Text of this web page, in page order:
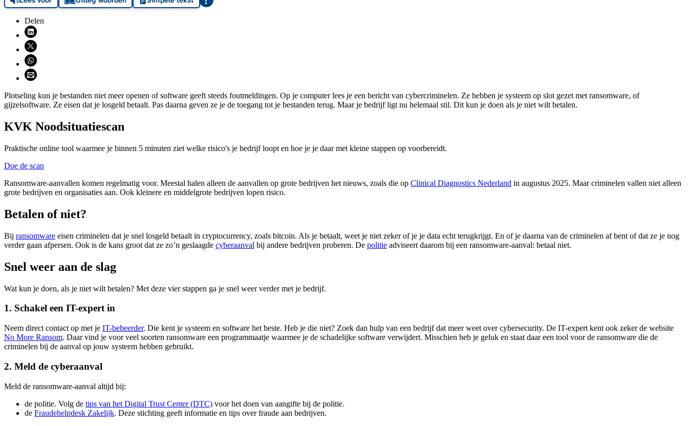
Delen
Deel via LinkedIn (opent nieuw venster)
Deel via X (opent nieuw venster)
Deel via WhatsApp (opent WhatsApp)
Deel via email (opent email programma)
Plotseling kun je bestanden niet meer openen of software geeft steeds foutmeldingen. Op je computer lees je een bericht van cybercriminelen. Ze hebben je systeem op slot gezet met ransomware, of
gijzelsoftware. Ze eisen dat je losgeld betaalt. Pas daarna geven ze je de toegang tot je bestanden terug. Maar je bedrijf ligt nu helemaal stil. Dit kun je doen als je niet wilt betalen.
KVK Noodsituatiescan
Praktische online tool waarmee je binnen 5 minuten ziet welke risico's je bedrijf loopt en hoe je je daar met kleine stappen op voorbereidt.
Doe de scan
Ransomware-aanvallen komen regelmatig voor. Meestal halen alleen de aanvallen op grote bedrijven het nieuws, zoals die op Clinical Diagnostics Nederland in augustus 2025. Maar criminelen vallen niet alleen
grote bedrijven en organisaties aan. Ook kleinere en middelgrote bedrijven lopen risico.
Betalen of niet?
Bij ransomware eisen criminelen dat je snel losgeld betaalt in cryptocurrency, zoals bitcoin. Als je betaalt, weet je niet zeker of je je data echt terugkrijgt. En of je daarna van de criminelen af bent of dat ze je nog
verder gaan afpersen. Ook is de kans groot dat ze zo’n geslaagde cyberaanval bij andere bedrijven proberen. De politie adviseert daarom bij een ransomware-aanval: betaal niet.
Snel weer aan de slag
Wat kun je doen, als je niet wilt betalen? Met deze vier stappen ga je snel weer verder met je bedrijf.
1. Schakel een IT-expert in
Neem direct contact op met je IT-beheerder. Die kent je systeem en software het beste. Heb je die niet? Zoek dan hulp van een bedrijf dat meer weet over cybersecurity. De IT-expert kent ook zeker de website
No More Ransom. Daar vind je voor veel soorten ransomware een programmaatje waarmee je de schadelijke software verwijdert. Misschien heb je geluk en staat daar een tool voor de ransomware die de
criminelen bij de aanval op jouw systeem hebben gebruikt.
2. Meld de cyberaanval
Meld de ransomware-aanval altijd bij:
de politie. Volg de tips van het Digital Trust Center(DTC) voor het doen van aangifte bij de politie.
de Fraudehelpdesk Zakelijk. Deze stichting geeft informatie en tips over fraude aan bedrijven.